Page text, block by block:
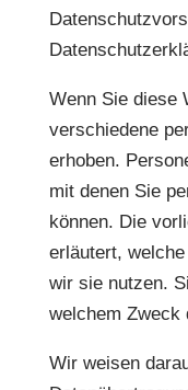
Wenn Sie diese
verschiedene
erhoben.
mit denen Sie
können. Die
erläutert,
wir sie nutzen.
welchem Zweck
Wir weisen